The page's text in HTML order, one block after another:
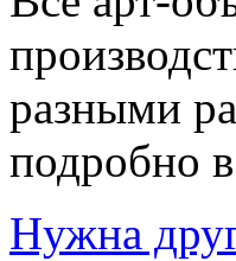
разными
подробно в
Нужна